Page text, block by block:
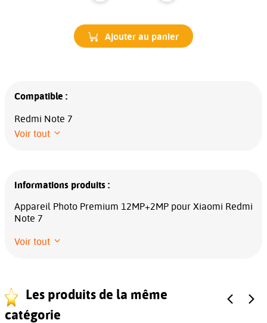
Ajouter au panier
Compatible :
Redmi Note 7
Voir tout
Informations produits :
Appareil Photo Premium 12MP+2MP pour Xiaomi Redmi
Note 7
Voir tout
Les produits de la même
catégorie